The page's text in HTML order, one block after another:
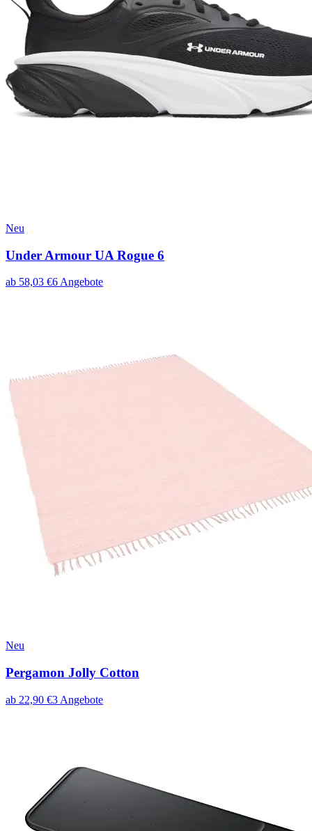
Neu
Under Armour UA Rogue 6
ab 58,03 €6 Angebote
Neu
Pergamon Jolly Cotton
ab 22,90 €3 Angebote